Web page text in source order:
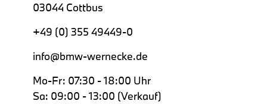
03044 Cottbus
+49 (0) 355 49449-0
info@bmw-wernecke.de
Mo-Fr: 07:30 - 18:00 Uhr
Sa: 09:00 - 13:00 (Verkauf)